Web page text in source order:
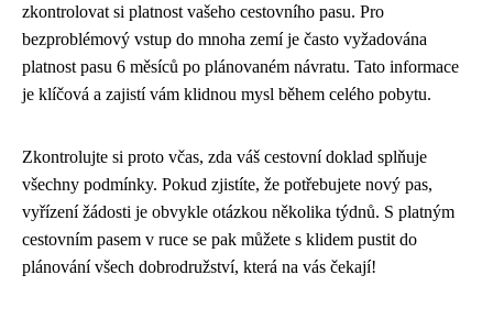
zkontrolovat si platnost vašeho cestovního pasu. Pro
bezproblémový vstup do mnoha zemí je často vyžadována
platnost pasu 6 měsíců po plánovaném návratu. Tato informace
je klíčová a zajistí vám klidnou mysl během celého pobytu.
Zkontrolujte si proto včas, zda váš cestovní doklad splňuje
všechny podmínky. Pokud zjistíte, že potřebujete nový pas,
vyřízení žádosti je obvykle otázkou několika týdnů. S platným
cestovním pasem v ruce se pak můžete s klidem pustit do
plánování všech dobrodružství, která na vás čekají!